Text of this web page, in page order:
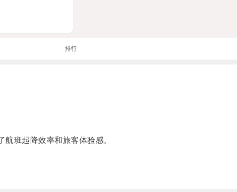
排行
班起降效率和旅客体验感。